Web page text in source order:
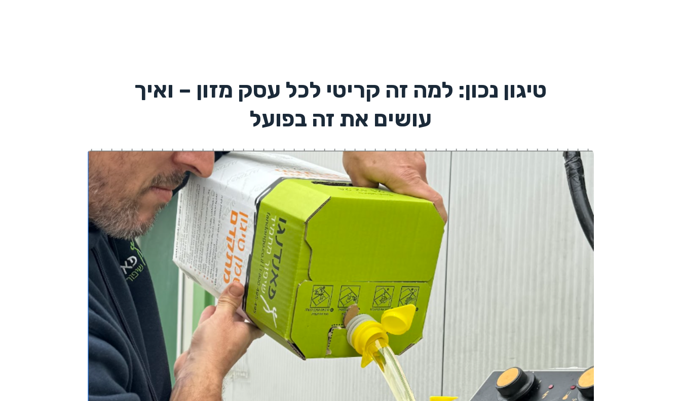
טיגון נכון: למה זה קריטי לכל עסק מזון – ואיך
עושים את זה בפועל